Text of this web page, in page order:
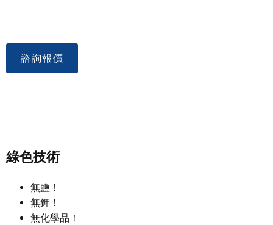
諮詢報價
綠色技術
無鹽！
無鉀！
無化學品！